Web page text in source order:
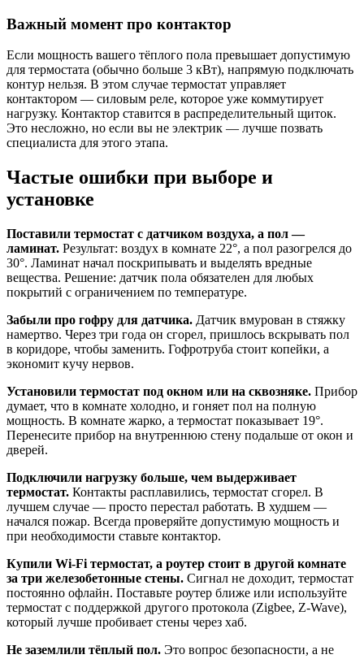
Важный момент про контактор
Если мощность вашего тёплого пола превышает допустимую
для термостата (обычно больше 3 кВт), напрямую подключать
контур нельзя. В этом случае термостат управляет
контактором — силовым реле, которое уже коммутирует
нагрузку. Контактор ставится в распределительный щиток.
Это несложно, но если вы не электрик — лучше позвать
специалиста для этого этапа.
Частые ошибки при выборе и
установке
Поставили термостат с датчиком воздуха, а пол —
ламинат. Результат: воздух в комнате 22°, а пол разогрелся до
30°. Ламинат начал поскрипывать и выделять вредные
вещества. Решение: датчик пола обязателен для любых
покрытий с ограничением по температуре.
Забыли про гофру для датчика. Датчик вмурован в стяжку
намертво. Через три года он сгорел, пришлось вскрывать пол
в коридоре, чтобы заменить. Гофротруба стоит копейки, а
экономит кучу нервов.
Установили термостат под окном или на сквозняке. Прибор
думает, что в комнате холодно, и гоняет пол на полную
мощность. В комнате жарко, а термостат показывает 19°.
Перенесите прибор на внутреннюю стену подальше от окон и
дверей.
Подключили нагрузку больше, чем выдерживает
термостат. Контакты расплавились, термостат сгорел. В
лучшем случае — просто перестал работать. В худшем —
начался пожар. Всегда проверяйте допустимую мощность и
при необходимости ставьте контактор.
Купили Wi-Fi термостат, а роутер стоит в другой комнате
за три железобетонные стены. Сигнал не доходит, термостат
постоянно офлайн. Поставьте роутер ближе или используйте
термостат с поддержкой другого протокола (Zigbee, Z-Wave),
который лучше пробивает стены через хаб.
Не заземлили тёплый пол. Это вопрос безопасности, а не